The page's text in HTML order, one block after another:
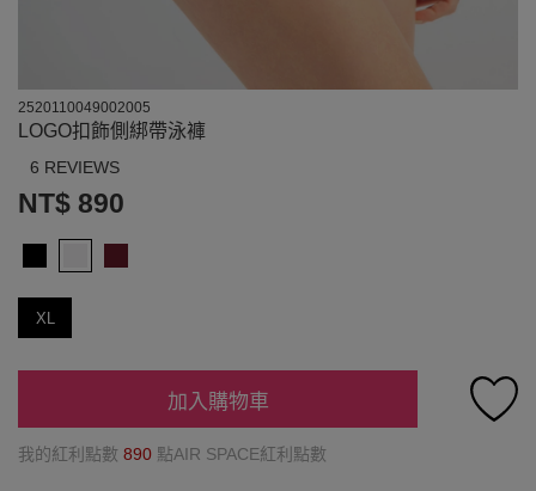
2520110049002005
LOGO扣飾側綁帶泳褲
6 REVIEWS
NT$ 890
XL
加入購物車
我的紅利點數 890 點AIR SPACE紅利點數